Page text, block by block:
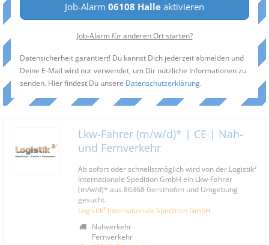
Job-Alarm 06108 Halle aktivieren
Job-Alarm für anderen Ort starten?
Datensicherheit garantiert! Du kannst Dich jederzeit abmelden und
Deine E-Mail wird nur verwendet, um Dir nützliche Informationen zu
senden. Hier findest Du unsere Datenschutzerklärung.
Lkw-Fahrer (m/w/d)* | CE | Nah-
und Fernverkehr
Ab sofort oder schnellstmöglich wird von der Logistik³
Internationale Spedition GmbH ein Lkw-Fahrer
(m/w/d)* aus 86368 Gersthofen und Umgebung
gesucht.
Logistik³ Internationale Spedition GmbH
Nahverkehr
Fernverkehr